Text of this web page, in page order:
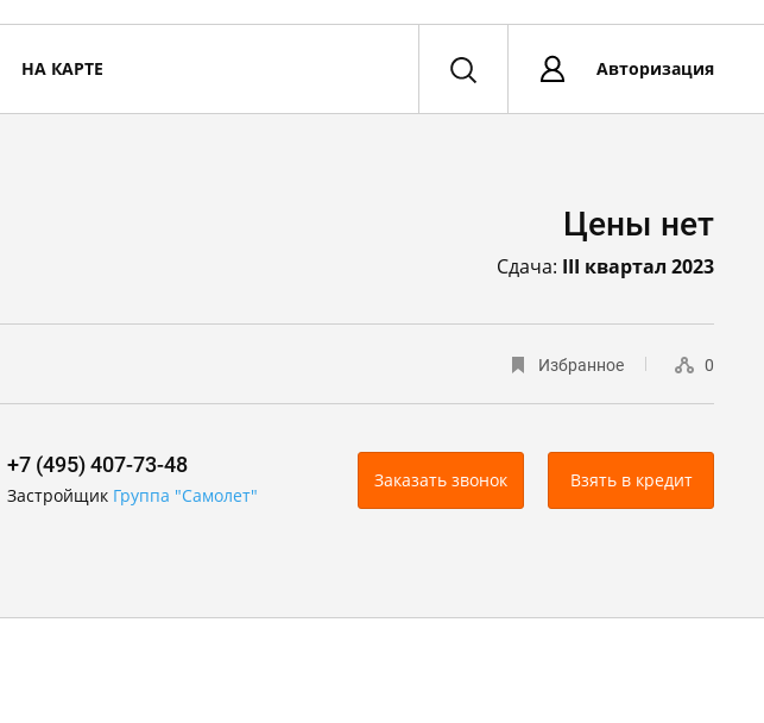
НА КАРТЕ Авторизация
Цены нет
Сдача: III квартал 2023
0
Избранное
+7 (495) 407-73-48
Застройщик Группа "Самолет"
Заказать звонок Взять в кредит